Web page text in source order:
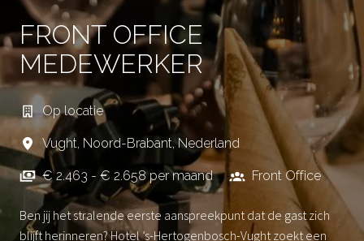
FRONT OFFICE
MEDEWERKER
Op locatie
Vught, Noord-Brabant, Nederland
€ 2.463 - € 2.658 per maand Front Office
Ben jij het stralende eerste aanspreekpunt dat de gast zich
blijft herinneren? Hotel ’s-Hertogenbosch-Vught zoekt een